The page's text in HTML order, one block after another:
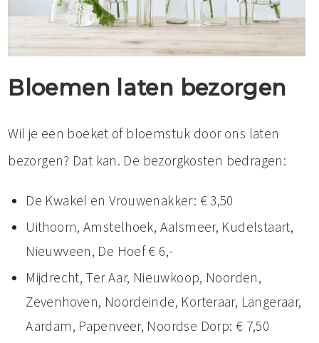
Bloemen laten bezorgen
Wil je een boeket of bloemstuk door ons laten
bezorgen? Dat kan. De bezorgkosten bedragen:
De Kwakel en Vrouwenakker: € 3,50
Uithoorn, Amstelhoek, Aalsmeer, Kudelstaart,
Nieuwveen, De Hoef € 6,-
Mijdrecht, Ter Aar, Nieuwkoop, Noorden,
Zevenhoven, Noordeinde, Korteraar, Langeraar,
Aardam, Papenveer, Noordse Dorp: € 7,50